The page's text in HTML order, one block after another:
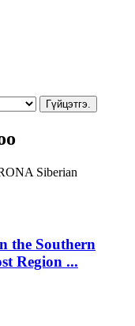
Гүйцэтгэ.
Siberian
the Southern
Region ...